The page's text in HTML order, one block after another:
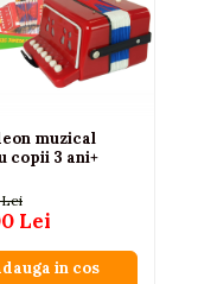
muzical
copii 3 ani+
Lei
in cos